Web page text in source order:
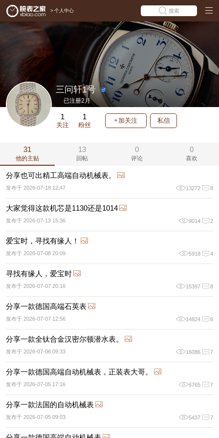
> 个人中心 搜索
三问轩1号
已注册2月
1
关注
1
粉丝
加关注 私信
31
他的主贴
13
回帖
0
评论
0
喜欢
分享也可出精工高端自动机械表。
发布于 2026-07-18 12:47 13272 8
大家觉得这款机芯是1130还是1014
发布于 2026-07-13 15:36 9014 2
爱宝时，寻找有缘人！
发布于 2026-07-08 20:09 5918 4
寻找有缘人，爱宝时
发布于 2026-07-07 20:16 15397 8
分享一款德国高端石英表
发布于 2026-07-07 12:56 14824 6
分享一款全钛合金汉密尔顿潜水表。
发布于 2026-07-06 09:33 16086 7
分享一款德国高端自动机械表，正装表大哥。
发布于 2026-07-05 17:16 6765 7
分享一款法国的自动机械表
发布于 2026-07-05 09:03 5437 7